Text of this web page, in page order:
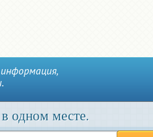
одном месте.